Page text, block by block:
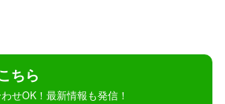
ちら
せOK！最新情報も発信！